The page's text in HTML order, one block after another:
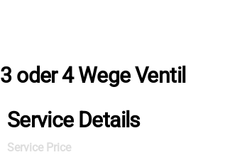
3 oder 4 Wege Ventil
Service Details
Service Price